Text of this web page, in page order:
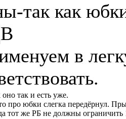
так как
в
так и есть уже.
про юбки слегка передёрнул.
тот же РБ не должны